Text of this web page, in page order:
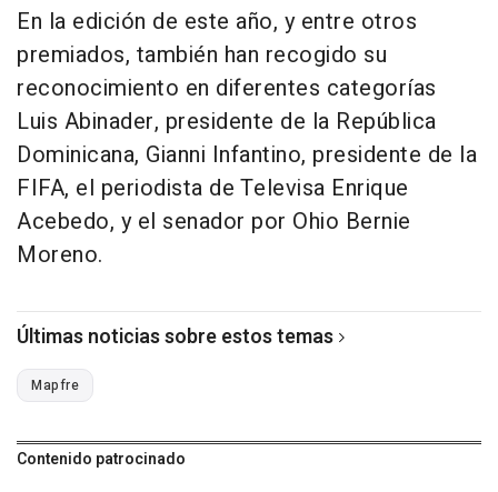
En la edición de este año, y entre otros
premiados, también han recogido su
reconocimiento en diferentes categorías
Luis Abinader, presidente de la República
Dominicana, Gianni Infantino, presidente de la
FIFA, el periodista de Televisa Enrique
Acebedo, y el senador por Ohio Bernie
Moreno.
Últimas noticias sobre estos temas
Mapfre
Contenido patrocinado